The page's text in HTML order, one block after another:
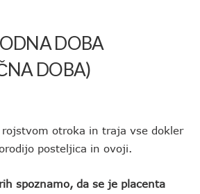
DOBA
DOBA)
rojstvom otroka in traja vse dokler
posteljica in ovoji.
spoznamo, da se je placenta